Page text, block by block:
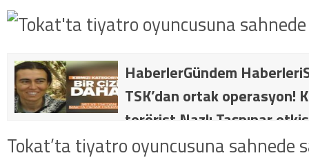
HaberlerGündem
TSK’dan ortak operasyon!
terörist Nazlı Taşpınar
dakika: MİT ve TSK’dan
Tokat’ta tiyatro oyuncusuna sahnede